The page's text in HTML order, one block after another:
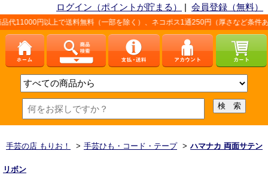
ログイン（ポイントが貯まる） | 会員登録（無料）
で送料無料（一部を除く）、ネコポス1通250円（厚さなど条件あり）。詳しく
手芸の店 もりお！ > 手芸ひも・コード・テープ > ハマナカ 両面サテン
リボン